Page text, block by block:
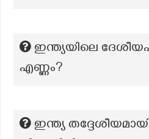
ഇന്ത്യയിലെ
എണ്ണം?
ഇന്ത്യ